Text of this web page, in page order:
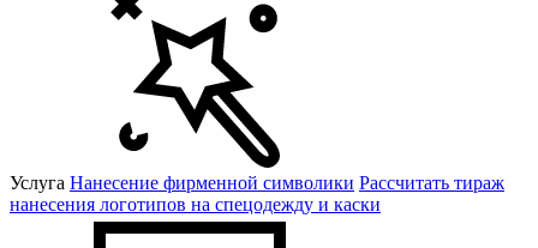
Услуга Нанесение фирменной символики Рассчитать тираж
нанесения логотипов на спецодежду и каски